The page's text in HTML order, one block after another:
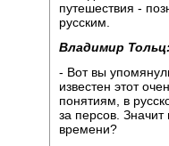
путешествия -
русским.
Владимир
- Вот вы
известен этот
понятиям, в
за персов.
времени?